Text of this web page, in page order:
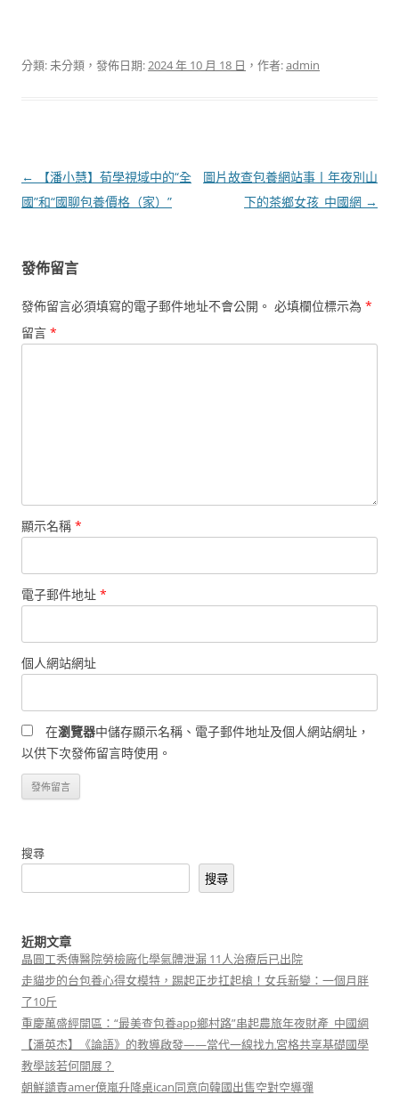
分類: 未分類，發佈日期:2024 年 10 月 18 日 ，作者:admin
文
章
←
【潘小慧】荀學視域中的“全
國”和“國聊包養價格（家）”
圖片故查包養網站事丨年夜別山
下的茶鄉女孩_中國網 →
發佈留言
發佈留言必須填寫的電子郵件地址不會公開。 必填欄位標示為 *
留言 *
顯示名稱 *
電子郵件地址 *
個人網站網址
在瀏覽器中儲存顯示名稱、電子郵件地址及個人網站網址，
以供下次發佈留言時使用。
搜尋
搜尋
近期文章
晶圓工秀傳醫院勞檢廠化學氣體泄漏 11人治療后已出院
走貓步的台包養心得女模特，踢起正步扛起槍！女兵新變：一個月胖
了10斤
重慶萬盛經開區：“最美查包養app鄉村路”串起農旅年夜財產_中國網
【潘英杰】《論語》的教導啟發——當代一線找九宮格共享基礎國學
教學該若何開展？
朝鮮譴責amer億嵐升降桌ican同意向韓國出售空對空導彈